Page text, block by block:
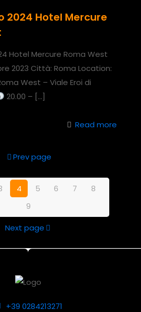
2024 Hotel Mercure
Hotel Mercure Roma West
2023 Città: Roma Location:
West – Viale Eroi di
20.00 – […]
Read more
Prev page
4 5 6 7
8
9
Next page
+39 0284213271